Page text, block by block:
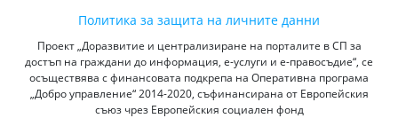
Политика за защита на личните данни
Проект „Доразвитие и централизиране на порталите в СП за
достъп на граждани до информация, е-услуги и е-правосъдие“, се
осъществява с финансовата подкрепа на Оперативна програма
„Добро управление“ 2014-2020, съфинансирана от Европейския
съюз чрез Европейския социален фонд